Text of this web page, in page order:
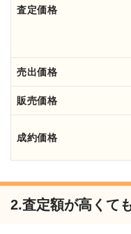
査定価格
売出価格
販売価格
成約価格
2.査定額が高くて